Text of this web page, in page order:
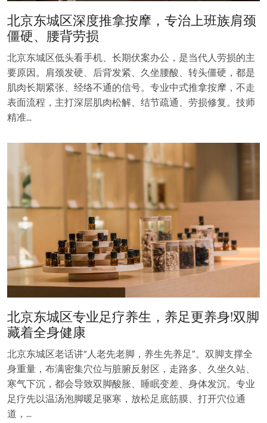
北京东城区深度推拿按摩，专治上班族肩颈
僵硬、腰背劳损
北京东城区低头看手机、长期伏案办公，是当代人劳损的主
要原因。肩颈发硬、后背发紧、久坐腰酸、转头僵硬，都是
肌肉长期紧张、经络不通的信号。专业中式推拿按摩，不走
表面流程，主打深层肌肉松解、结节疏通、劳损修复。技师
精准…
北京东城区专业足疗养生，养足更养身!双脚
藏着全身健康
北京东城区老话讲“人老先老脚，养生先养足”。双脚支撑全
身重量，布满密集穴位与脏腑反射区，走路多、久坐久站、
寒气下沉，都会导致双脚酸胀、睡眠变差、身体发沉。专业
足疗先以温汤泡脚暖足驱寒，放松足底筋膜、打开穴位通
道，…